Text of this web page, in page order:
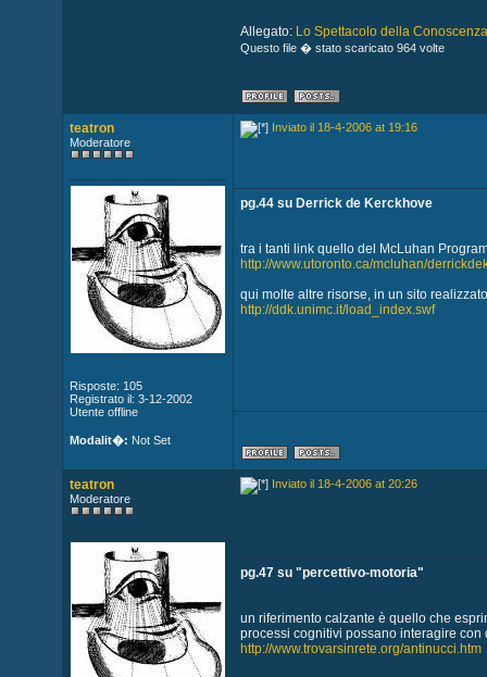
Allegato: Lo Spettacolo della
Questo file � stato scaricato 964 volte
teatron
Moderatore
Risposte: 105
Registrato il: 3-12-2002
Utente offline
Modalit�: Not Set
Inviato il 18-4-2006 at 19:16
pg.44 su Derrick de Kerckhove
tra i tanti link quello del McLuhan
http://www.utoronto.ca/mcluhan/
qui molte altre risorse, in un sito
http://ddk.unimc.it/load_index.swf
teatron
Moderatore
Inviato il 18-4-2006 at 20:26
pg.47 su "percettivo-motoria"
un riferimento calzante è quello che
processi cognitivi possano interagire con
http://www.trovarsinrete.org/antinucci.htm